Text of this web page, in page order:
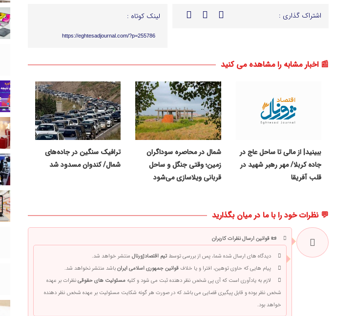
اشتراک گذاری : لینک کوتاه :
https://eghtesadjournal.com/?p=255786
📰 اخبار مشابه را مشاهده می کنید
ببینید| از مالی تا ساحل عاج در
جاده کربلا/ مهر رهبر شهید در
قلب آفریقا
شمال در محاصره سوداگران
زمین؛ وقتی جنگل و ساحل
قربانی ویلاسازی می‌شود
ترافیک سنگین در جاده‌های
شمال/ کندوان مسدود شد
💬 نظرات خود را با ما در میان بگذارید
📜 قوانین ارسال نظرات کاربران
دیدگاه های ارسال شده شما، پس از بررسی توسط تیم اقتصادژورنال منتشر خواهد شد.
پیام هایی که حاوی توهین، افترا و یا خلاف قوانین جمهوری اسلامی ایرانباشد منتشر نخواهد شد.
لازم به یادآوری است که آی پی شخص نظر دهنده ثبت می شود و کلیه مسئولیت های حقوقینظرات بر عهده
شخص نظر بوده و قابل پیگیری قضایی می باشد که در صورت هر گونه شکایت مسئولیت بر عهده شخص نظر دهنده
خواهد بود.